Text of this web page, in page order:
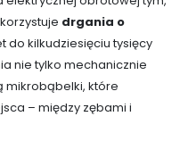
drgania o
do kilkudziesięciu tysięcy
nie tylko mechanicznie
mikrobąbelki, które
– między zębami i